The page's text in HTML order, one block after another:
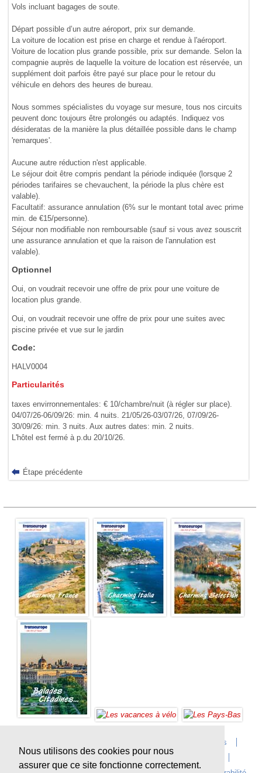
Nous utilisons des cookies pour nous
assurer que ce site fonctionne correctement.
Vols incluant bagages de soute.
Départ possible d’un autre aéroport, prix sur demande.
La voiture de location est prise en charge et rendue à l'aéroport.
Voiture de location plus grande possible, prix sur demande. Selon la
compagnie auprès de laquelle la voiture de location est réservée, un
supplément doit parfois être payé sur place pour le retour du
véhicule en dehors des heures de bureau.
Nous sommes spécialistes du voyage sur mesure, tous nos circuits
peuvent donc toujours être prolongés ou adaptés. Indiquez vos
désideratas de la manière la plus détaillée possible dans le champ
'remarques'.
Aucune autre réduction n'est applicable.
Le séjour doit être compris pendant la période indiquée (lorsque 2
périodes tarifaires se chevauchent, la période la plus chère est
valable).
Facultatif: assurance annulation (6% sur le montant total avec prime
min. de €15/personne).
Séjour non modifiable non remboursable (sauf si vous avez souscrit
une assurance annulation et que la raison de l'annulation est
valable).
Optionnel
Oui, on voudrait recevoir une offre de prix pour une voiture de
location plus grande.
Oui, on voudrait recevoir une offre de prix pour une suites avec
piscine privée et vue sur le jardin
Code:
HALV0004
Particularités
taxes envirronnementales: € 10/chambre/nuit (à régler sur place).
04/07/26-06/09/26: min. 4 nuits. 21/05/26-03/07/26, 07/09/26-
30/09/26: min. 3 nuits. Aux autres dates: min. 2 nuits.
L'hôtel est fermé à p.du 20/10/26.
Étape précédente
Postes vacants